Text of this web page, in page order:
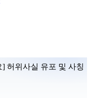
] 허위사실 유포 및 사칭